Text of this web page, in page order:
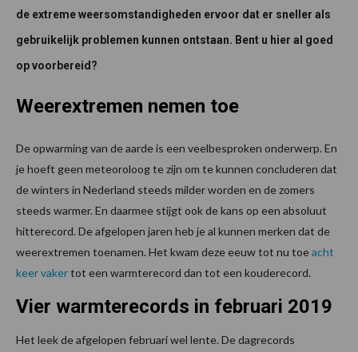
de extreme weersomstandigheden ervoor dat er sneller als
gebruikelijk problemen kunnen ontstaan. Bent u hier al goed
op voorbereid?
Weerextremen nemen toe
De opwarming van de aarde is een veelbesproken onderwerp. En
je hoeft geen meteoroloog te zijn om te kunnen concluderen dat
de winters in Nederland steeds milder worden en de zomers
steeds warmer. En daarmee stijgt ook de kans op een absoluut
hitterecord. De afgelopen jaren heb je al kunnen merken dat de
weerextremen toenamen. Het kwam deze eeuw tot nu toeacht
keer vakertot een warmterecord dan tot een kouderecord.
Vier warmterecords in februari 2019
Het leek de afgelopen februari wel lente. De dagrecords